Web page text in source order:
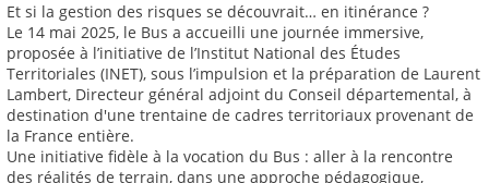
Et si la gestion des risques se découvrait… en itinérance ?
Le 14 mai 2025, le Bus a accueilli une journée immersive,
proposée à l’initiative de l’Institut National des Études
Territoriales (INET), sous l’impulsion et la préparation de Laurent
Lambert, Directeur général adjoint du Conseil départemental, à
destination d'une trentaine de cadres territoriaux provenant de
la France entière.
Une initiative fidèle à la vocation du Bus : aller à la rencontre
des réalités de terrain, dans une approche pédagogique,